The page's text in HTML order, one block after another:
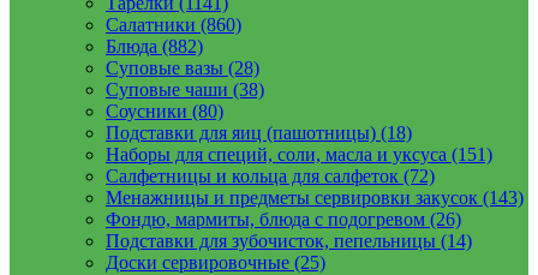
Салатники (860)
Блюда (882)
Суповые вазы (28)
Суповые чаши (38)
Соусники (80)
Подставки для яиц (пашотницы) (18)
Наборы для специй, соли, масла и уксуса (151)
Салфетницы и кольца для салфеток (72)
Менажницы и предметы сервировки закусок (143)
Фондю, мармиты, блюда с подогревом (26)
Подставки для зубочисток, пепельницы (14)
Доски сервировочные (25)